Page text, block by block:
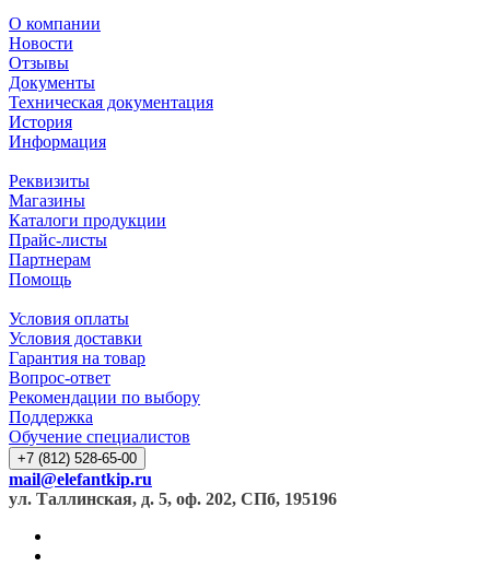
О компании
Новости
Отзывы
Документы
Техническая документация
История
Информация
Реквизиты
Магазины
Каталоги продукции
Прайс-листы
Партнерам
Помощь
Условия оплаты
Условия доставки
Гарантия на товар
Вопрос-ответ
Рекомендации по выбору
Поддержка
Обучение специалистов
+7 (812) 528-65-00
mail@elefantkip.ru
ул. Таллинская, д. 5, оф. 202, СПб, 195196